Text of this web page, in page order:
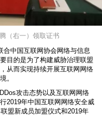
（右一）领取证书
中国互联网协会网络与信息
目的是为了构建威胁治理联盟
从而实现持续开展互联网网络
。
攻击态势以及互联网网络
2019年中国互联网网络安全威
盟新成员加盟仪式和2019年